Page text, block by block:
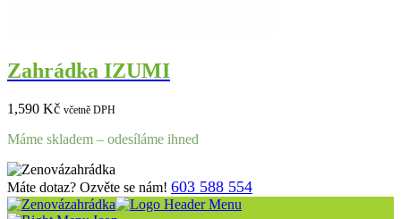
Zahrádka IZUMI
1,590 Kč včetně DPH
Máme skladem – odesíláme ihned
Máte dotaz? Ozvěte se nám! 603 588 554